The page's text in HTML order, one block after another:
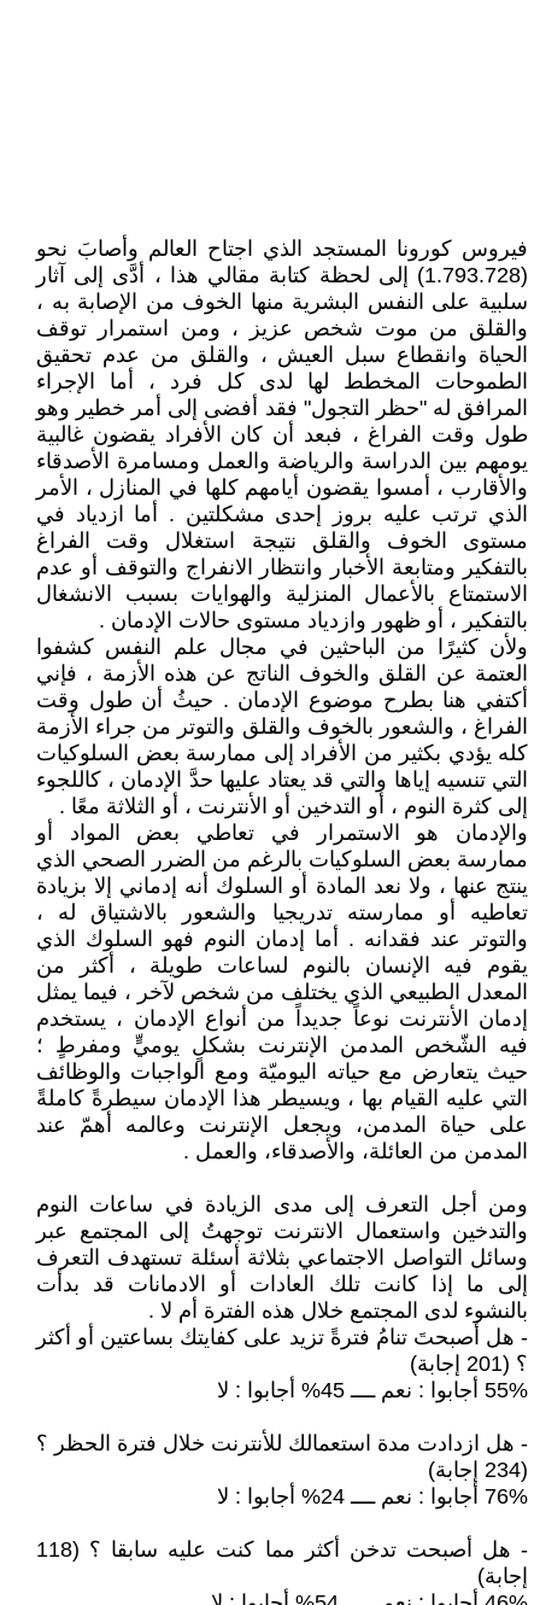
فيروس كورونا المستجد الذي اجتاح العالم وأصابَ نحو
(1.793.728) إلى لحظة كتابة مقالي هذا ، أدَّى إلى آثار
سلبية على النفس البشرية منها الخوف من الإصابة به ،
والقلق من موت شخص عزيز ، ومن استمرار توقف
الحياة وانقطاع سبل العيش ، والقلق من عدم تحقيق
الطموحات المخطط لها لدى كل فرد ، أما الإجراء
المرافق له "حظر التجول" فقد أفضى إلى أمر خطير وهو
طول وقت الفراغ ، فبعد أن كان الأفراد يقضون غالبية
يومهم بين الدراسة والرياضة والعمل ومسامرة الأصدقاء
والأقارب ، أمسوا يقضون أيامهم كلها في المنازل ، الأمر
الذي ترتب عليه بروز إحدى مشكلتين . أما ازدياد في
مستوى الخوف والقلق نتيجة استغلال وقت الفراغ
بالتفكير ومتابعة الأخبار وانتظار الانفراج والتوقف أو عدم
الاستمتاع بالأعمال المنزلية والهوايات بسبب الانشغال
بالتفكير ، أو ظهور وازدياد مستوى حالات الإدمان .
ولأن كثيرًا من الباحثين في مجال علم النفس كشفوا
العتمة عن القلق والخوف الناتج عن هذه الأزمة ، فإني
أكتفي هنا بطرح موضوع الإدمان . حيثُ أن طول وقت
الفراغ ، والشعور بالخوف والقلق والتوتر من جراء الأزمة
كله يؤدي بكثير من الأفراد إلى ممارسة بعض السلوكيات
التي تنسيه إياها والتي قد يعتاد عليها حدَّ الإدمان ، كاللجوء
إلى كثرة النوم ، أو التدخين أو الأنترنت ، أو الثلاثة معًا .
والإدمان هو الاستمرار في تعاطي بعض المواد أو
ممارسة بعض السلوكيات بالرغم من الضرر الصحي الذي
ينتج عنها ، ولا نعد المادة أو السلوك أنه إدماني إلا بزيادة
تعاطيه أو ممارسته تدريجيا والشعور بالاشتياق له ،
والتوتر عند فقدانه . أما إدمان النوم فهو السلوك الذي
يقوم فيه الإنسان بالنوم لساعات طويلة ، أكثر من
المعدل الطبيعي الذي يختلف من شخص لآخر ، فيما يمثل
إدمان الأنترنت نوعاً جديداً من أنواع الإدمان ، يستخدم
فيه الشّخص المدمن الإنترنت بشكلٍ يوميٍّ ومفرطٍ ؛
حيث يتعارض مع حياته اليوميّة ومع الواجبات والوظائف
التي عليه القيام بها ، ويسيطر هذا الإدمان سيطرةً كاملةً
على حياة المدمن، ويجعل الإنترنت وعالمه أهمّ عند
المدمن من العائلة، والأصدقاء، والعمل .
ومن أجل التعرف إلى مدى الزيادة في ساعات النوم
والتدخين واستعمال الانترنت توجهتُ إلى المجتمع عبر
وسائل التواصل الاجتماعي بثلاثة أسئلة تستهدف التعرف
إلى ما إذا كانت تلك العادات أو الادمانات قد بدأت
بالنشوء لدى المجتمع خلال هذه الفترة أم لا .
- هل أصبحتَ تنامُ فترةً تزيد على كفايتك بساعتين أو أكثر
؟ (201 إجابة)
55% أجابوا : نعم ــــ 45% أجابوا : لا
- هل ازدادت مدة استعمالك للأنترنت خلال فترة الحظر ؟
(234 إجابة)
76% أجابوا : نعم ــــ 24% أجابوا : لا
- هل أصبحت تدخن أكثر مما كنت عليه سابقا ؟ (118
إجابة)